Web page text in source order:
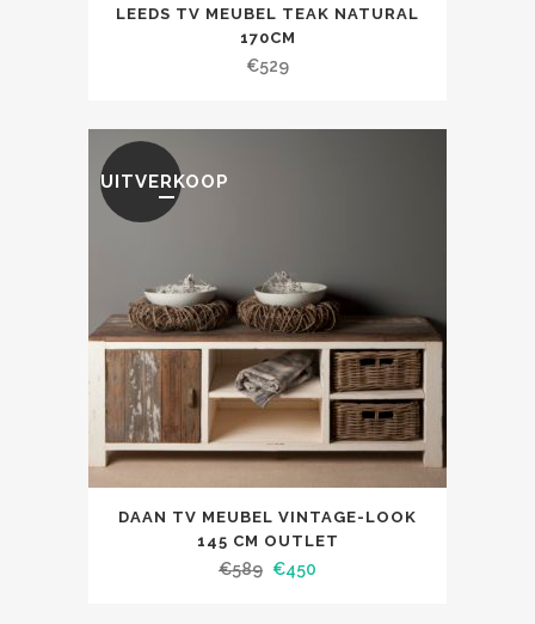
LEEDS TV MEUBEL TEAK NATURAL
170CM
€529
UITVERKOOP
DAAN TV MEUBEL VINTAGE-LOOK
145 CM OUTLET
€589 €450